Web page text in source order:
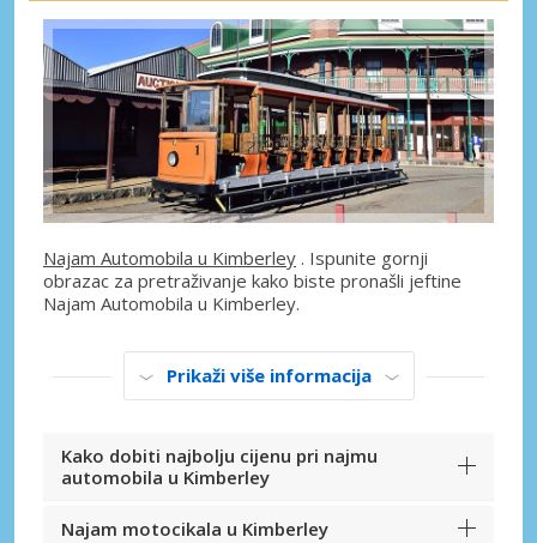
Najam Automobila u Kimberley . Ispunite gornji
obrazac za pretraživanje kako biste pronašli jeftine
Najam Automobila u Kimberley.
Prikaži više informacija
Kako dobiti najbolju cijenu pri najmu
automobila u Kimberley
Najam motocikala u Kimberley